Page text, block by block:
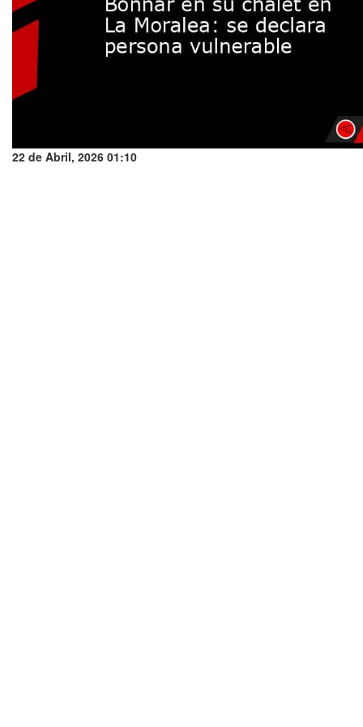
22 de Abril, 2026 01:10